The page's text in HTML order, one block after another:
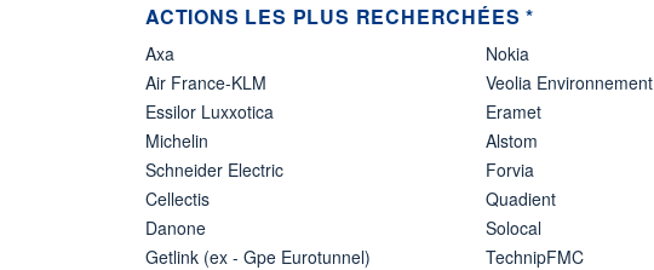
ACTIONS LES PLUS RECHERCHÉES *
Axa
Air France-KLM
Essilor Luxxotica
Michelin
Schneider Electric
Cellectis
Danone
Getlink (ex - Gpe Eurotunnel)
Nokia
Veolia Environnement
Eramet
Alstom
Forvia
Quadient
Solocal
TechnipFMC